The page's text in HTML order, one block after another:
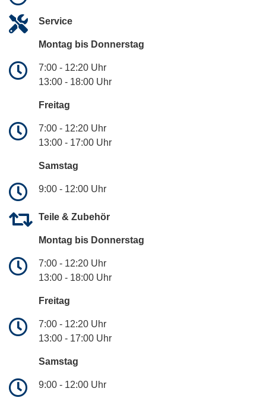
Service
Montag bis Donnerstag
7:00 - 12:20 Uhr
13:00 - 18:00 Uhr
Freitag
7:00 - 12:20 Uhr
13:00 - 17:00 Uhr
Samstag
9:00 - 12:00 Uhr
Teile & Zubehör
Montag bis Donnerstag
7:00 - 12:20 Uhr
13:00 - 18:00 Uhr
Freitag
7:00 - 12:20 Uhr
13:00 - 17:00 Uhr
Samstag
9:00 - 12:00 Uhr